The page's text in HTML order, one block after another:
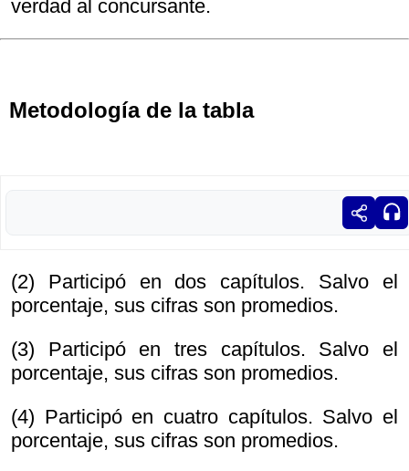
verdad al concursante.
Metodología de la tabla
(2) Participó en dos capítulos. Salvo el
porcentaje, sus cifras son promedios.
(3) Participó en tres capítulos. Salvo el
porcentaje, sus cifras son promedios.
(4) Participó en cuatro capítulos. Salvo el
porcentaje, sus cifras son promedios.